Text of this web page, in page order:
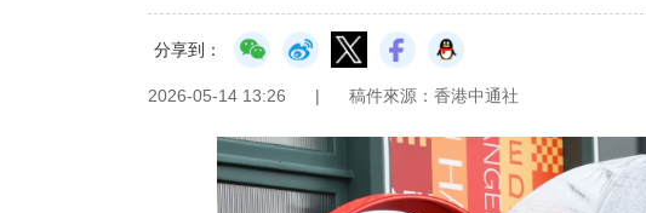
分享到：
2026-05-14 13:26 | 稿件來源：香港中通社